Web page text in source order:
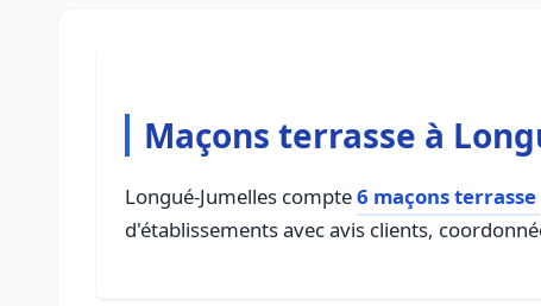
Maçons terrasse à
Longué-Jumelles compte6 maçons terrasse
d'établissements avec avis clients,